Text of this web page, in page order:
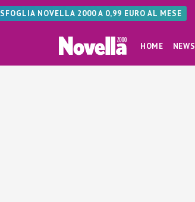
SFOGLIA NOVELLA 2000 A 0,99 EURO AL MESE
HOME NEWS